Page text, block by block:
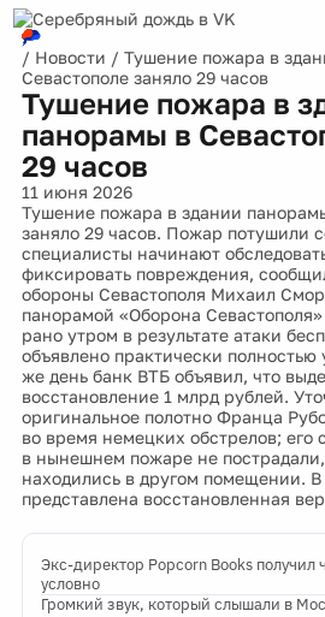
/ Новости / Тушение пожара в
Севастополе заняло 29 часов
Тушение пожара в
панорамы в
29 часов
11 июня 2026
Тушение пожара в здании
заняло 29 часов. Пожар потушили
специалисты начинают
фиксировать повреждения,
обороны Севастополя Михаил
панорамой «Оборона
рано утром в результате атаки
объявлено практически
же день банк ВТБ объявил, что
восстановление 1 млрд рублей.
оригинальное полотно Франца
во время немецких обстрелов; его
в нынешнем пожаре не пострадали,
находились в другом помещении. В
представлена восстановленная
Экс-директор Popcorn Books получил
условно
Громкий звук, который слышали в